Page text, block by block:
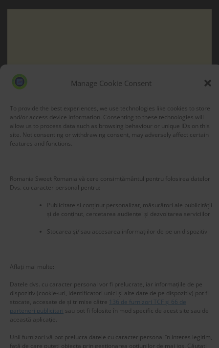
Manage Cookie Consent
To provide the best experiences, we use technologies like cookies to store
and/or access device information. Consenting to these technologies will
allow us to process data such as browsing behaviour or unique IDs on this
site. Not consenting or withdrawing consent, may adversely affect certain
features and functions.
Romania Sweet Romania vă cere consimțământul pentru folosirea datelor
Dvs. cu caracter personal pentru:
Publicitate și conținut personalizat, măsurători ale publicității
și de conținut, cercetarea audienței și dezvoltarea serviciilor
Stocarea și/ sau accesarea informațiilor de pe un dispozitiv
Aflați mai multe:
Datele dvs. cu caracter personal vor fi prelucrate, iar informațiile de pe
dispozitiv (cookie-uri, identificatori unici și alte date de pe dispozitiv) pot fi
stocate, accesate de și trimise către 136 de furnizori TCF și 66 de
parteneri publicitari sau pot fi folosite în mod specific de acest site sau de
această aplicație.
Unii furnizori vă pot prelucra datele cu caracter personal în interes legitim,
față de care puteți obiecta prin gestionarea opțiunilor de mai jos. Căutați
225581
Copyright © 2025 www.RomaniaSweetRomania.com